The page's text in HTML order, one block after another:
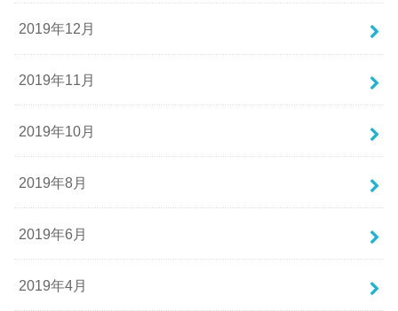
2019年12月
2019年11月
2019年10月
2019年8月
2019年6月
2019年4月